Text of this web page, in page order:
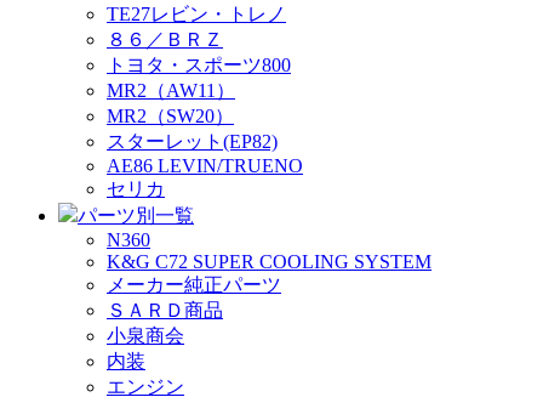
TE27レビン・トレノ
８６／ＢＲＺ
トヨタ・スポーツ800
MR2（AW11）
MR2（SW20）
スターレット(EP82)
AE86 LEVIN/TRUENO
セリカ
パーツ別一覧
N360
K&G C72 SUPER COOLING SYSTEM
メーカー純正パーツ
ＳＡＲＤ商品
小泉商会
内装
エンジン